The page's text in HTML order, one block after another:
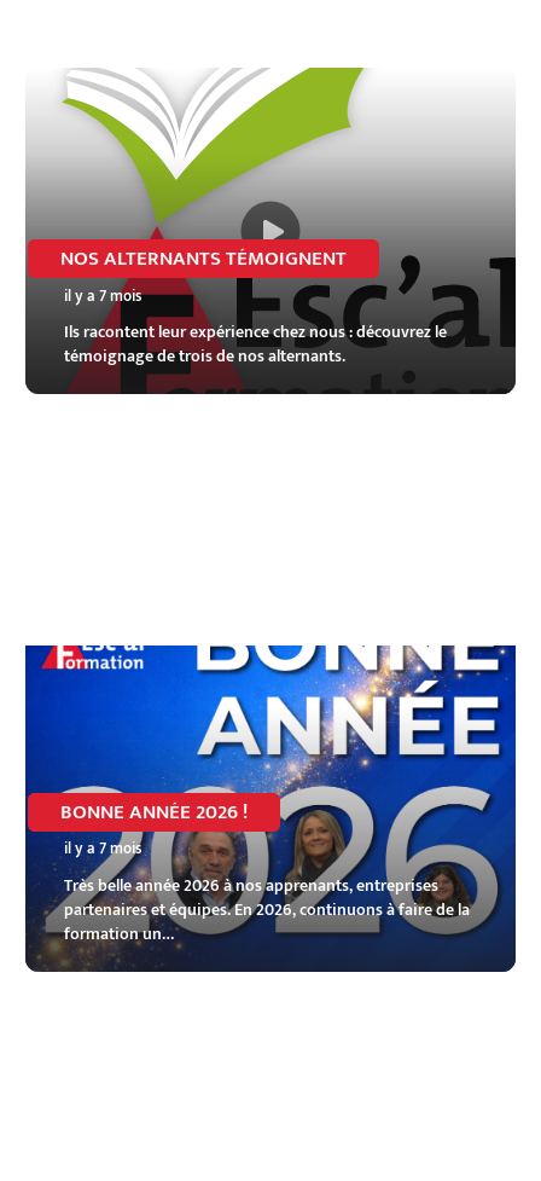
NOS ALTERNANTS TÉMOIGNENT
il y a 7 mois
Ils racontent leur expérience chez nous : découvrez le
témoignage de trois de nos alternants.
BONNE ANNÉE 2026 !
il y a 7 mois
Très belle année 2026 à nos apprenants, entreprises
partenaires et équipes. En 2026, continuons à faire de la
formation un…